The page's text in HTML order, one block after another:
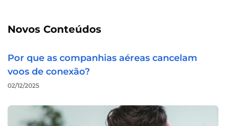
Novos Conteúdos
Por que as companhias aéreas cancelam
voos de conexão?
02/12/2025